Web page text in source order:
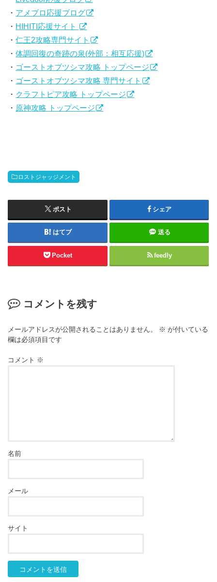
・ アメブロ応援ブログ
・ HIHITI応援サイト
・仁王2攻略専門サイト
・体調回復の奇跡の泉(外部：相互応援)
・ ゴーストオブツシマ攻略 トップページ
・ ゴーストオブツシマ攻略 専門サイト
・ クラフトピア攻略 トップページ
・ 原神攻略 トップページ
ロストジャッジメント
ポスト シェア
はてブ 送る
Pocket feedly
コメントを残す
メールアドレスが公開されることはありません。 ※ が付いている
欄は必須項目です
コメント ※
名前
メール
サイト